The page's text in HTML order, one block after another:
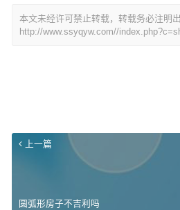
本文未经许可禁止转载，转载务必注明出
http://www.ssyqyw.com//
上一篇
圆弧形房子不吉利吗